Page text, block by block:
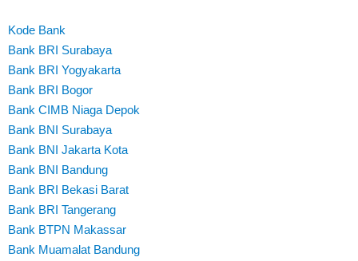
Kode Bank
Bank BRI Surabaya
Bank BRI Yogyakarta
Bank BRI Bogor
Bank CIMB Niaga Depok
Bank BNI Surabaya
Bank BNI Jakarta Kota
Bank BNI Bandung
Bank BRI Bekasi Barat
Bank BRI Tangerang
Bank BTPN Makassar
Bank Muamalat Bandung